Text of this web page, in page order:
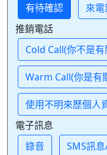
有待確認
來
推銷電話
Cold Call(你不是
Warm Call(你是有
使用不明來歷個人
電子訊息
錄音
SMS訊